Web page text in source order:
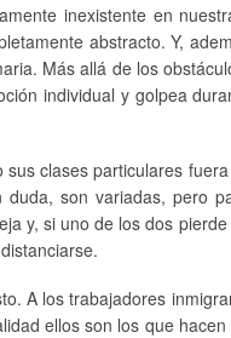
inexistente en
abstracto. Y,
Más allá de los
individual y golpea
clases particulares
son variadas, pero
y, si uno de los dos
A los trabajadores
ellos son los que